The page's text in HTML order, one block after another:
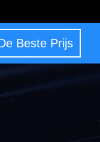
Beste Prijs